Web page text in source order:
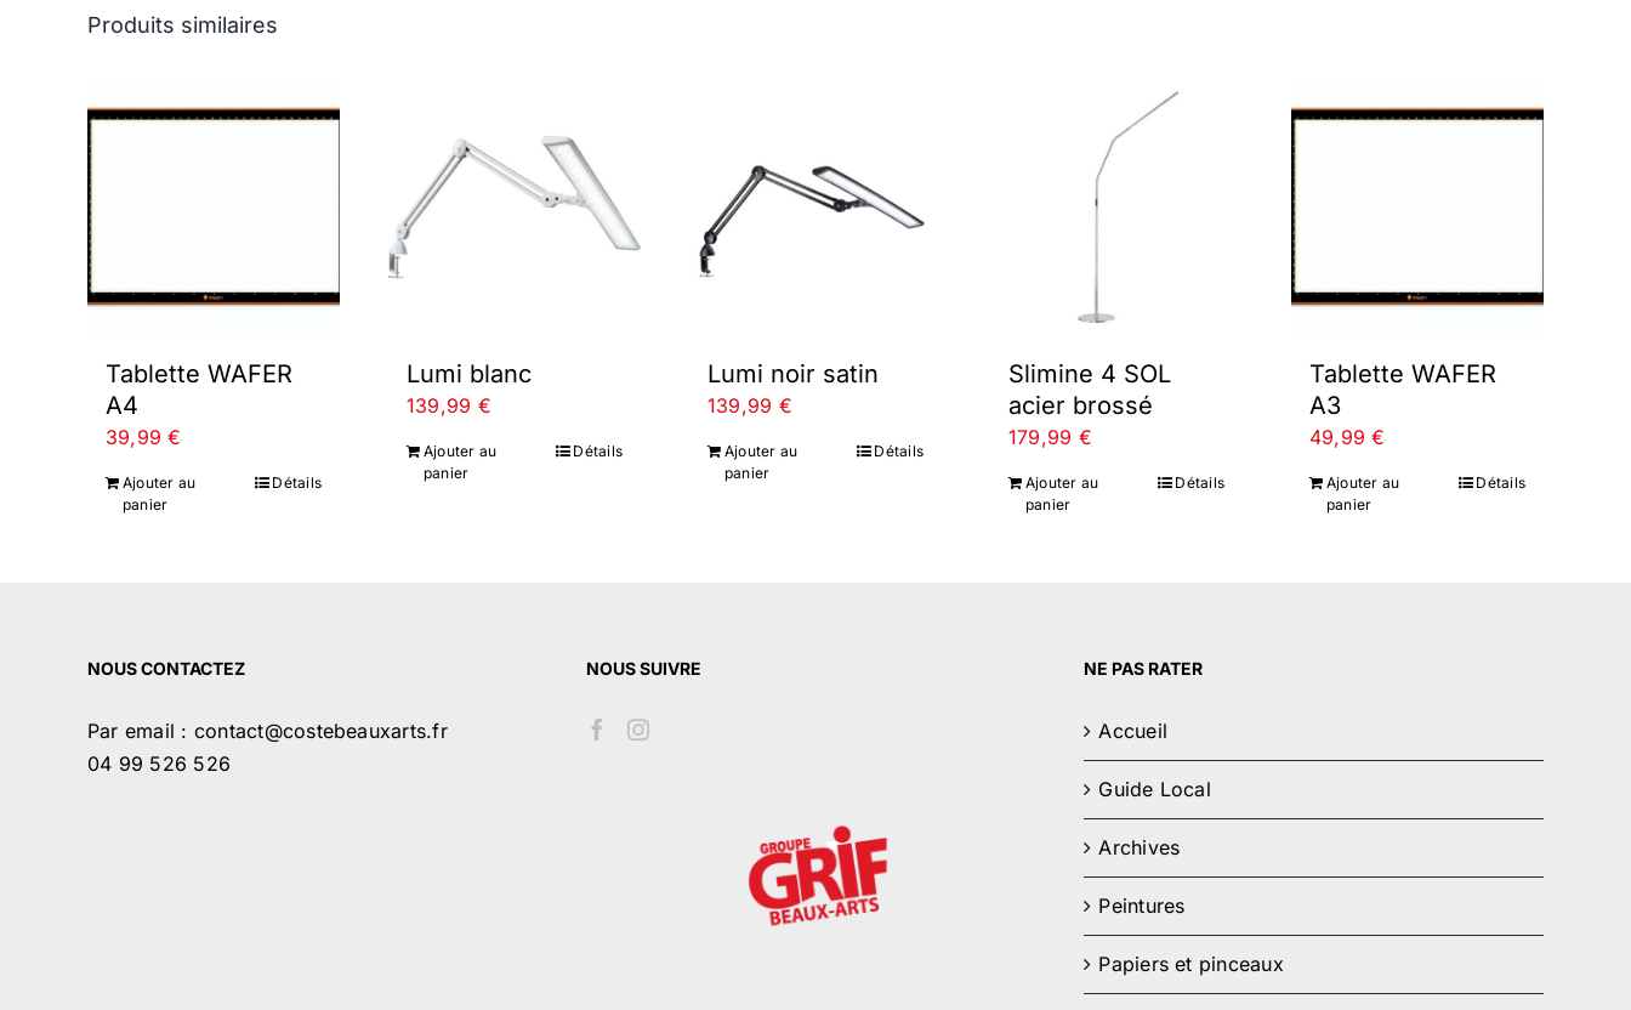
Produits similaires
Tablette WAFER
A4
39,99€
Ajouter au
panier
Détails
Lumi blanc
139,99 €
Ajouter au
panier
Détails
Lumi noir satin
139,99 €
Ajouter au
panier
Détails
Slimine 4 SOL
acier brossé
179,99 €
Ajouter au
panier
Détails
Tablette WAFER
A3
49,99€
Ajouter au
panier
Détails
NOUS CONTACTEZ
Par email : contact@costebeauxarts.fr
04 99 526 526
NOUS SUIVRE NE PAS RATER
Accueil
Guide Local
Archives
Peintures
Papiers et pinceaux